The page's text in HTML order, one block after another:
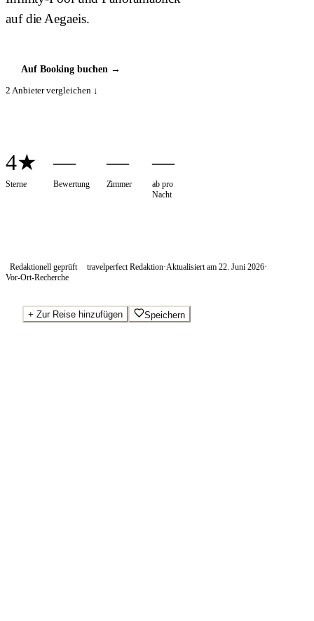
auf die Aegaeis.
Auf Booking buchen→
2 Anbieter vergleichen ↓
4★
Sterne
—
Bewertung
—
Zimmer
—
ab pro
Nacht
Redaktionell geprüft travelperfect Redaktion·Aktualisiert am 22. Juni 2026·
Vor-Ort-Recherche
+ Zur Reise hinzufügen Speichern